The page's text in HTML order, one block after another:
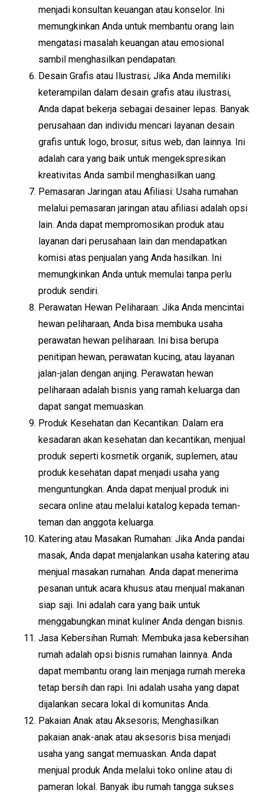
menjadi konsultan keuangan atau konselor. Ini
memungkinkan Anda untuk membantu orang lain
mengatasi masalah keuangan atau emosional
sambil menghasilkan pendapatan.
Desain Grafis atau Ilustrasi; Jika Anda memiliki
keterampilan dalam desain grafis atau ilustrasi,
Anda dapat bekerja sebagai desainer lepas. Banyak
perusahaan dan individu mencari layanan desain
grafis untuk logo, brosur, situs web, dan lainnya. Ini
adalah cara yang baik untuk mengekspresikan
kreativitas Anda sambil menghasilkan uang.
Pemasaran Jaringan atau Afiliasi: Usaha rumahan
melalui pemasaran jaringan atau afiliasi adalah opsi
lain. Anda dapat mempromosikan produk atau
layanan dari perusahaan lain dan mendapatkan
komisi atas penjualan yang Anda hasilkan. Ini
memungkinkan Anda untuk memulai tanpa perlu
produk sendiri.
Perawatan Hewan Peliharaan: Jika Anda mencintai
hewan peliharaan, Anda bisa membuka usaha
perawatan hewan peliharaan. Ini bisa berupa
penitipan hewan, perawatan kucing, atau layanan
jalan-jalan dengan anjing. Perawatan hewan
peliharaan adalah bisnis yang ramah keluarga dan
dapat sangat memuaskan.
Produk Kesehatan dan Kecantikan: Dalam era
kesadaran akan kesehatan dan kecantikan, menjual
produk seperti kosmetik organik, suplemen, atau
produk kesehatan dapat menjadi usaha yang
menguntungkan. Anda dapat menjual produk ini
secara online atau melalui katalog kepada teman-
teman dan anggota keluarga.
Katering atau Masakan Rumahan: Jika Anda pandai
masak, Anda dapat menjalankan usaha katering atau
menjual masakan rumahan. Anda dapat menerima
pesanan untuk acara khusus atau menjual makanan
siap saji. Ini adalah cara yang baik untuk
menggabungkan minat kuliner Anda dengan bisnis.
Jasa Kebersihan Rumah: Membuka jasa kebersihan
rumah adalah opsi bisnis rumahan lainnya. Anda
dapat membantu orang lain menjaga rumah mereka
tetap bersih dan rapi. Ini adalah usaha yang dapat
dijalankan secara lokal di komunitas Anda.
Pakaian Anak atau Aksesoris; Menghasilkan
pakaian anak-anak atau aksesoris bisa menjadi
usaha yang sangat memuaskan. Anda dapat
menjual produk Anda melalui toko online atau di
pameran lokal. Banyak ibu rumah tangga sukses